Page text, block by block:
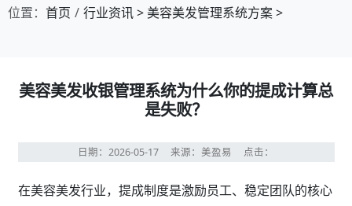
位置： 首页 行业资讯>美容美发管理系统方案>
美容美发收银管理系统为什么你的提成计算总
是失败？
日期：2026-05-17 来源：美盈易 点击：
在美容美发行业，提成制度是激励员工、稳定团队的核心